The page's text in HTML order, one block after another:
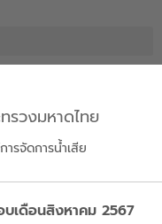
รวงมหาดไทย
รจัดการน้ำเสีย
บเดือนสิงหาคม 2567